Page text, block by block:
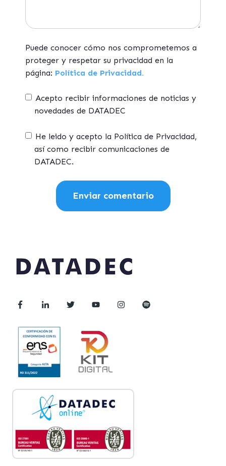
Puede conocer cómo nos comprometemos a
proteger y respetar su privacidad en la
página: Política de Privacidad.
Acepto recibir informaciones de noticias y
novedades de DATADEC
He leido y acepto la Política de Privacidad,
así como recibir comunicaciones de
DATADEC.